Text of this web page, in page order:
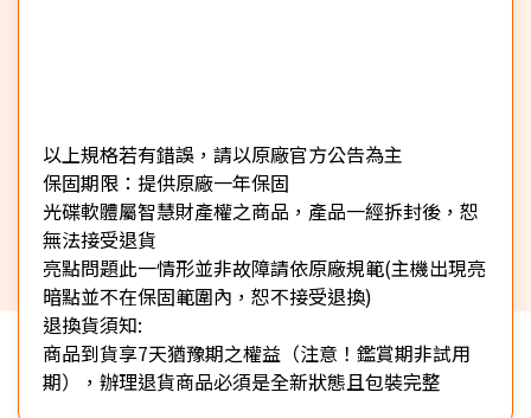
以上規格若有錯誤，請以原廠官方公告為主
保固期限：提供原廠一年保固
光碟軟體屬智慧財產權之商品，產品一經拆封後，恕
無法接受退貨
亮點問題此一情形並非故障請依原廠規範(主機出現亮
暗點並不在保固範圍內，恕不接受退換)
退換貨須知:
商品到貨享7天猶豫期之權益（注意！鑑賞期非試用
期），辦理退貨商品必須是全新狀態且包裝完整